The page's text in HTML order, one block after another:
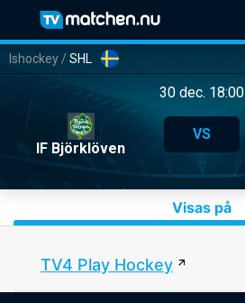
Ishockey /SHL
30 dec. 18:00
IF Björklöven
VS
Visas på
TV4 Play Hockey